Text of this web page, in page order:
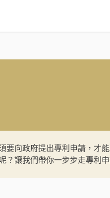
要向政府提出專利申請，才
？讓我們帶你一步步走專利申